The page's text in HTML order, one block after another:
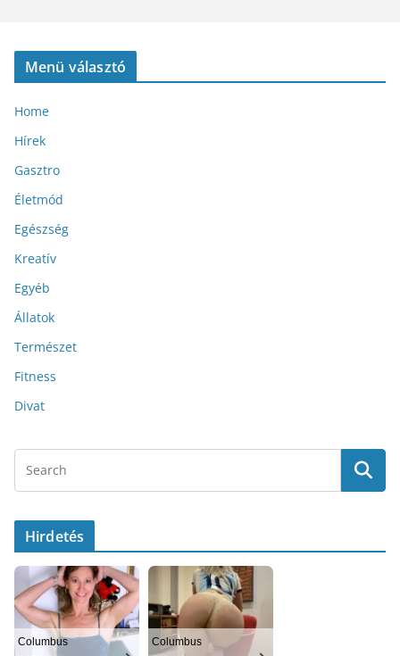
Menü választó
Home
Hírek
Gasztro
Életmód
Egészség
Kreatív
Egyéb
Állatok
Természet
Fitness
Divat
Hirdetés
Columbus Columbus